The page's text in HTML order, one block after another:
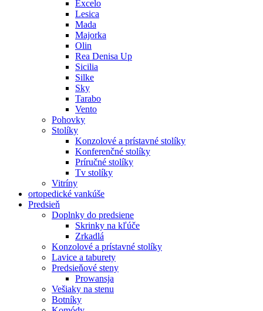
Excelo
Lesica
Mada
Majorka
Olin
Rea Denisa Up
Sicilia
Silke
Sky
Tarabo
Vento
Pohovky
Stolíky
Konzolové a prístavné stolíky
Konferenčné stolíky
Príručné stolíky
Tv stolíky
Vitríny
ortopedické vankúše
Predsieň
Doplnky do predsiene
Skrinky na kľúče
Zrkadlá
Konzolové a prístavné stolíky
Lavice a taburety
Predsieňové steny
Prowansja
Vešiaky na stenu
Botníky